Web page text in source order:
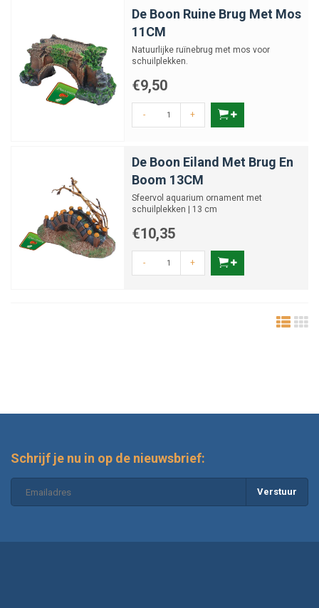
De Boon Ruine Brug Met Mos
11CM
Natuurlijke ruïnebrug met mos voor
schuilplekken.
€9,50
- +
De Boon Eiland Met Brug En
Boom 13CM
Sfeervol aquarium ornament met
schuilplekken | 13 cm
€10,35
- +
Schrijf je nu in op de nieuwsbrief:
Verstuur